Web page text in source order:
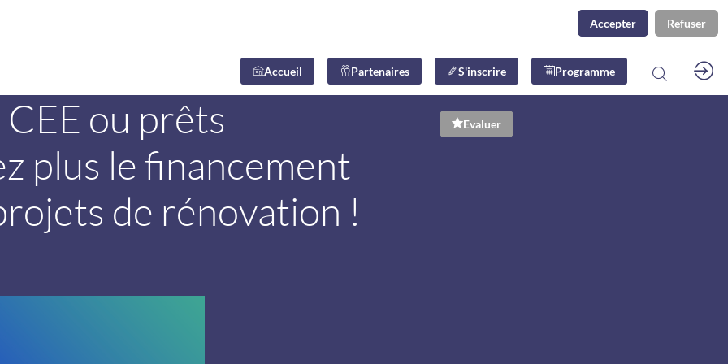
Accueil Partenaires S'inscrire Programme
Evaluer
ou prêts
plus le financement
de rénovation !
Accepter Refuser